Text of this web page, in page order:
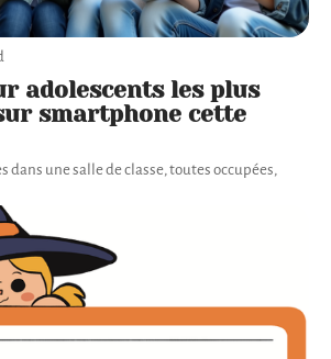
adolescents les plus
smartphone cette
dans une salle de classe, toutes occupées,